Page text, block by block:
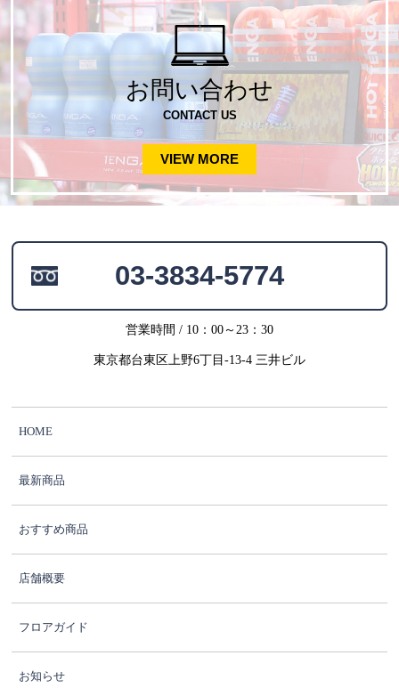
お問い合わせ
CONTACT US
VIEW MORE
03-3834-5774
営業時間 / 10：00～23：30
東京都台東区上野6丁目-13-4 三井ビル
HOME
最新商品
おすすめ商品
店舗概要
フロアガイド
お知らせ